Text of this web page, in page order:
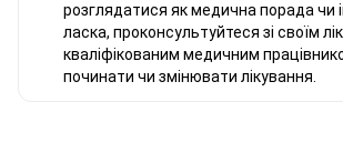
розглядатися як медична порада чи
ласка, проконсультуйтеся зі своїм
кваліфікованим медичним
починати чи змінювати лікування.